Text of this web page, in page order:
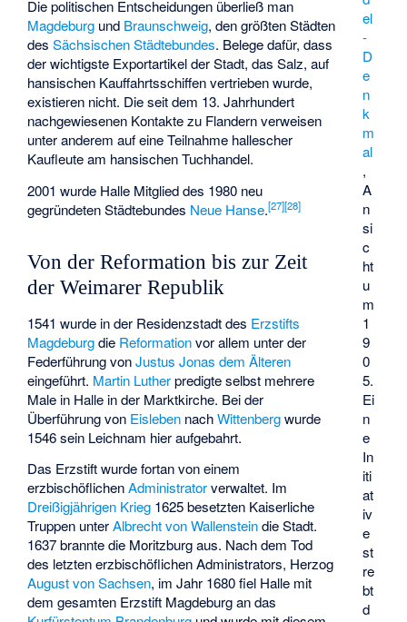
el
-
D
e
n
k
m
al
,
A
n
si
c
ht
u
m
1
9
0
5.
Ei
n
e
In
iti
at
iv
e
st
re
bt
d
Die politischen Entscheidungen überließ man
Magdeburg und Braunschweig, den größten Städten
desSächsischen Städtebundes. Belege dafür, dass
der wichtigste Exportartikel der Stadt, das Salz, auf
hansischen Kauffahrtsschiffen vertrieben wurde,
existieren nicht. Die seit dem 13. Jahrhundert
nachgewiesenen Kontakte zu Flandern verweisen
unter anderem auf eine Teilnahme hallescher
Kaufleute am hansischen Tuchhandel.
2001 wurde Halle Mitglied des 1980 neu
gegründeten Städtebundes Neue Hanse.[27][28]
Von der Reformation bis zur Zeit
der Weimarer Republik
1541 wurde in der Residenzstadt des Erzstifts
Magdeburgdie Reformationvor allem unter der
Federführung vonJustus Jonas dem Älteren
eingeführt. Martin Lutherpredigte selbst mehrere
Male in Halle in der Marktkirche. Bei der
Überführung von Eisleben nachWittenbergwurde
1546 sein Leichnam hier aufgebahrt.
Das Erzstift wurde fortan von einem
erzbischöflichenAdministratorverwaltet. Im
Dreißigjährigen Krieg 1625 besetzten Kaiserliche
Truppen unterAlbrecht von Wallensteindie Stadt.
1637 brannte die Moritzburg aus. Nach dem Tod
des letzten erzbischöflichen Administrators, Herzog
August von Sachsen, im Jahr 1680 fiel Halle mit
dem gesamten Erzstift Magdeburg an das